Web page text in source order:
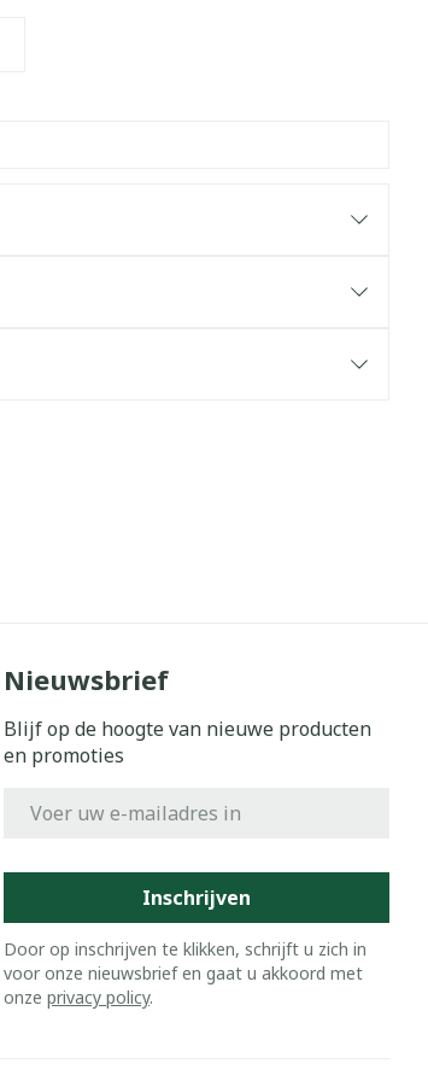
Nieuwsbrief
Blijf op de hoogte van nieuwe producten
en promoties
Inschrijven
Door op inschrijven te klikken, schrijft u zich in
voor onze nieuwsbrief en gaat u akkoord met
onze privacy policy.